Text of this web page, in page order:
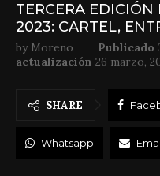
TERCERA
2023: CARTEL,
by Moreno Publicado
actualización 26 marzo,
SHARE
Whatsapp